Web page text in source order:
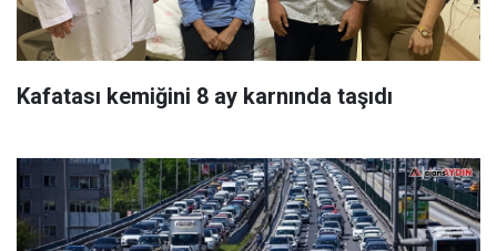
Kafatası kemiğini 8 ay karnında taşıdı